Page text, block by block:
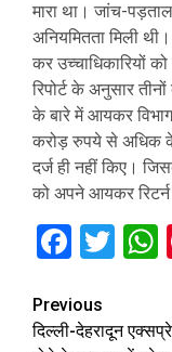
मारा था। जांच-
अनियमितता मिली
कर उच्चाधिकारियों
रिपोर्ट के अनुसार
के बारे में आयकर
करोड़ रुपये से अधिक
दर्ज ही नहीं किए।
को अपने आयकर रिटर्न
Continue
Previous
दिल्ली-देहरादून